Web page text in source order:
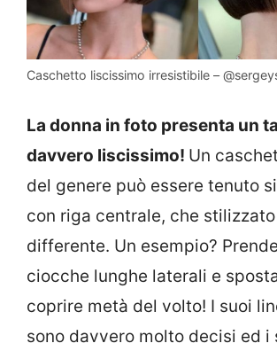
Caschetto liscissimo irresistibile –
La donna in foto presenta un
davvero liscissimo! Un
del genere può essere tenuto
con riga centrale, che
differente. Un esempio?
ciocche lunghe laterali e
coprire metà del volto! I suoi
sono davvero molto decisi ed i